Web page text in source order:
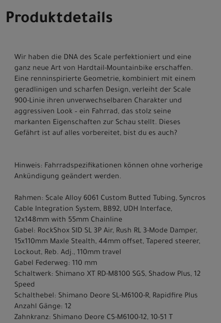
Produktdetails
Wir haben die DNA des Scale perfektioniert und eine
ganz neue Art von Hardtail-Mountainbike erschaffen.
Eine renninspirierte Geometrie, kombiniert mit einem
geradlinigen und scharfen Design, verleiht der Scale
900-Linie ihren unverwechselbaren Charakter und
aggressiven Look – ein Fahrrad, das stolz seine
markanten Eigenschaften zur Schau stellt. Dieses
Gefährt ist auf alles vorbereitet, bist du es auch?
Hinweis: Fahrradspezifikationen können ohne vorherige
Ankündigung geändert werden.
Rahmen: Scale Alloy 6061 Custom Butted Tubing, Syncros
Cable Integration System, BB92, UDH Interface,
12x148mm with 55mm Chainline
Gabel: RockShox SID SL 3P Air, Rush RL 3-Mode Damper,
15x110mm Maxle Stealth, 44mm offset, Tapered steerer,
Lockout, Reb. Adj., 110mm travel
Gabel Federweg: 110 mm
Schaltwerk: Shimano XT RD-M8100 SGS, Shadow Plus, 12
Speed
Schalthebel: Shimano Deore SL-M6100-R, Rapidfire Plus
Anzahl Gänge: 12
Zahnkranz: Shimano Deore CS-M6100-12, 10-51 T